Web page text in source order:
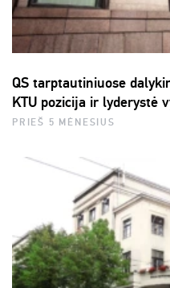
QS tarptautiniuose
KTU pozicija ir lyderystė
PRIEŠ 5 MĖNESIUS